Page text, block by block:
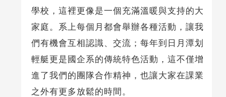
學校，這裡更像是一個充滿溫暖與支持的大
家庭。系上每個月都會舉辦各種活動，讓我
們有機會互相認識、交流；每年到日月潭划
輕艇更是國企系的傳統特色活動，這不僅增
進了我們的團隊合作精神，也讓大家在課業
之外有更多放鬆的時間。